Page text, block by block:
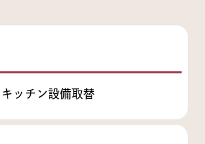
ッチン設備取替